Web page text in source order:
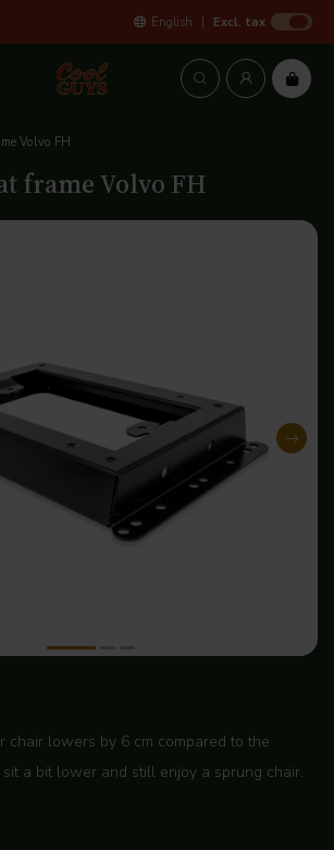
English Excl. tax
Volvo FH
frame Volvo FH
chair lowers by 6 cm compared to the
a bit lower and still enjoy a sprung chair.